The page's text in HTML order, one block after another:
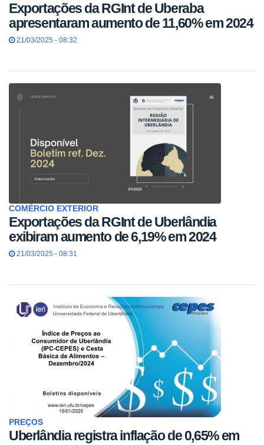
Exportações da RGInt de Uberaba
apresentaram aumento de 11,60% em 2024
21/03/2025 - 08:32
COMÉRCIO EXTERIOR
Exportações da RGInt de Uberlândia
exibiram aumento de 6,19% em 2024
21/03/2025 - 08:31
PREÇOS
Uberlândia registra inflação de 0,65% em